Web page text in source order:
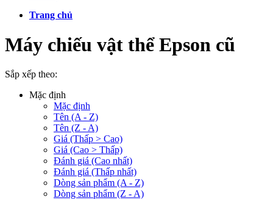
Trang chủ
Máy chiếu vật thể Epson cũ
Sắp xếp theo:
Mặc định
Mặc định
Tên (A - Z)
Tên (Z - A)
Giá (Thấp > Cao)
Giá (Cao > Thấp)
Đánh giá (Cao nhất)
Đánh giá (Thấp nhất)
Dòng sản phẩm (A - Z)
Dòng sản phẩm (Z - A)